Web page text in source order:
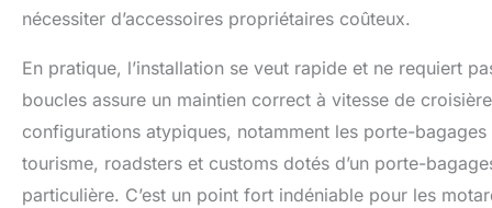
nécessiter d’accessoires propriétaires coûteux.
En pratique, l’installation se veut rapide et ne requiert
boucles assure un maintien correct à vitesse de
configurations atypiques, notamment les porte-
tourisme, roadsters et customs dotés d’un porte-
particulière. C’est un point fort indéniable pour les